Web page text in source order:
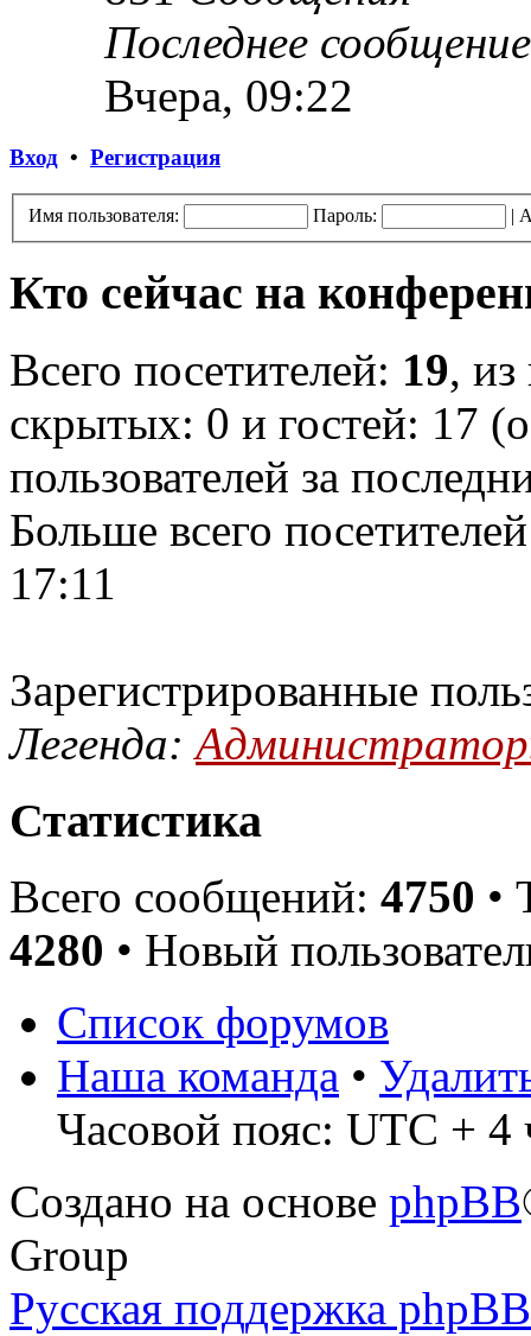
Последнее сообщение
Вчера, 09:22
Вход • Регистрация
Имя пользователя: Пароль: |
Кто сейчас на
Всего посетителей: 19, из
скрытых: 0 и гостей: 17
пользователей за
Больше всего
17:11
Зарегистрированные
Легенда:
Статистика
Всего сообщений: 4750 •
4280 • Новый
Список форумов
Наша команда •
Часовой пояс: UTC + 4
Создано на основе phpBB
Group
Русская поддержка phpBB